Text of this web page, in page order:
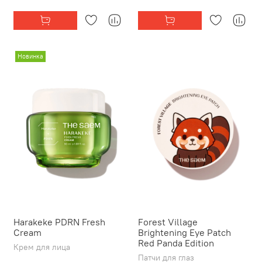
Новинка
Harakeke PDRN Fresh
Cream
Крем для лица
Forest Village
Brightening Eye Patch
Red Panda Edition
Патчи для глаз